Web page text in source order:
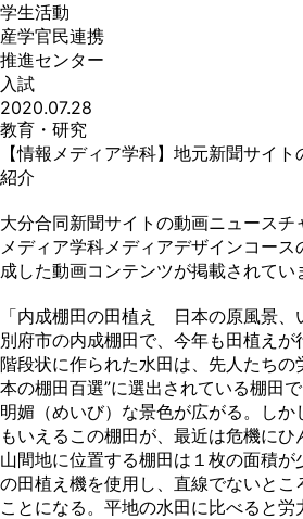
学生活動
産学官民連携
推進センター
入試
2020.07.28
教育・研究
【情報メディア学科】地元新聞サイ
紹介
大分合同新聞サイトの動画ニュースチ
メディア学科メディアデザインコー
成した動画コンテンツが掲載されてい
「内成棚田の田植え 日本の原風景、
別府市の内成棚田で、今年も田植えが
階段状に作られた水田は、先人たちの
本の棚田百選”に選出されている棚田
明媚（めいび）な景色が広がる。しか
もいえるこの棚田が、最近は危機にひ
山間地に位置する棚田は１枚の面積
の田植え機を使用し、直線でないとこ
ことになる。平地の水田に比べると